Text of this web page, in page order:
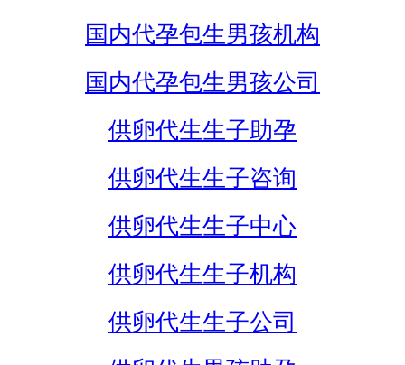
国内代孕包生男孩机构
国内代孕包生男孩公司
供卵代生生子助孕
供卵代生生子咨询
供卵代生生子中心
供卵代生生子机构
供卵代生生子公司